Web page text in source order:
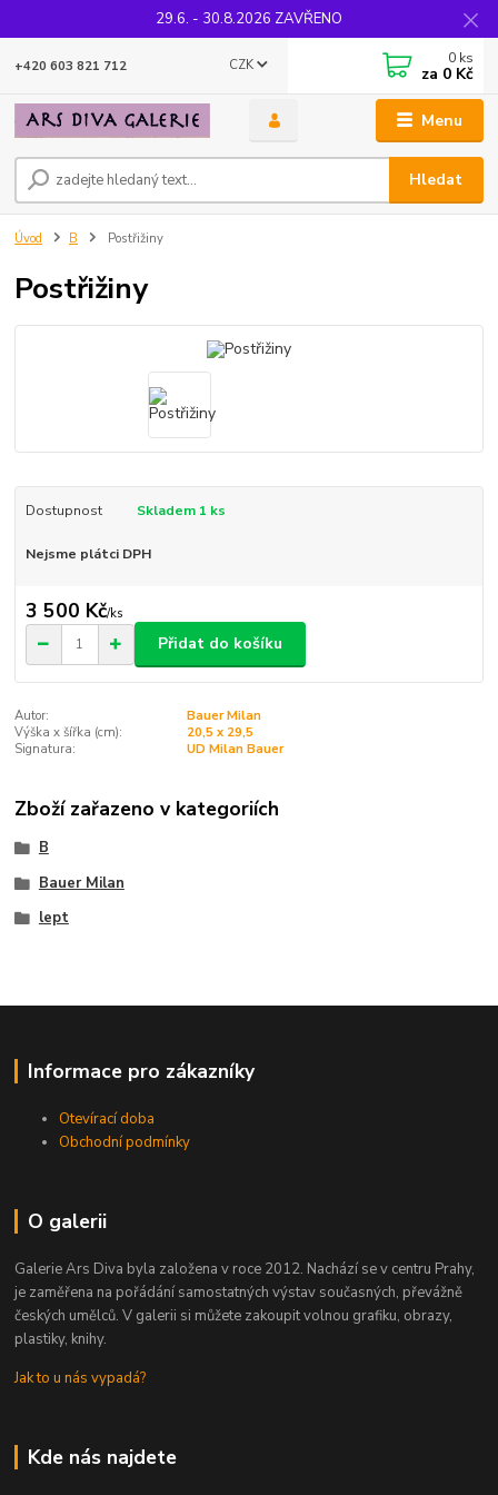
29.6. - 30.8.2026 ZAVŘENO
Menu
CZK
Hledat
+420 603 821 712 0 ks
za 0 Kč
Úvod B Postřižiny
Postřižiny
Dostupnost Skladem 1 ks
Nejsme plátci DPH
3 500 Kč/ks
Přidat do košíku
Autor:
Bauer Milan
Výška x šířka (cm):
20,5 x 29,5
Signatura:
UD Milan Bauer
Zboží zařazeno v kategoriích
B
Bauer Milan
lept
Informace pro zákazníky
Otevírací doba
Obchodní podmínky
O galerii
Galerie Ars Diva byla založena v roce 2012. Nachází se v centru Prahy,
je zaměřena na pořádání samostatných výstav současných, převážně
českých umělců. V galerii si můžete zakoupit volnou grafiku, obrazy,
plastiky, knihy.
Jak to u nás vypadá?
Kde nás najdete